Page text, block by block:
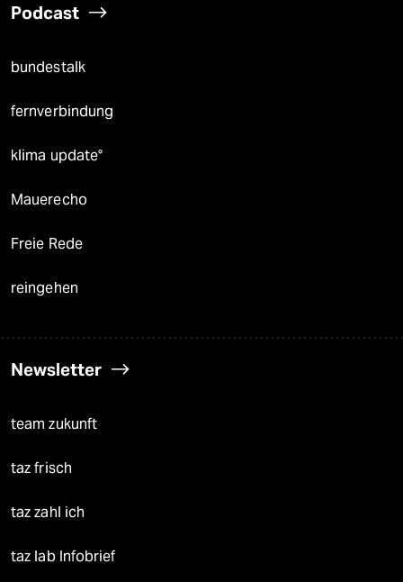
Podcast
bundestalk
fernverbindung
klima update°
Mauerecho
Freie Rede
reingehen
Newsletter
team zukunft
taz frisch
taz zahl ich
taz lab Infobrief